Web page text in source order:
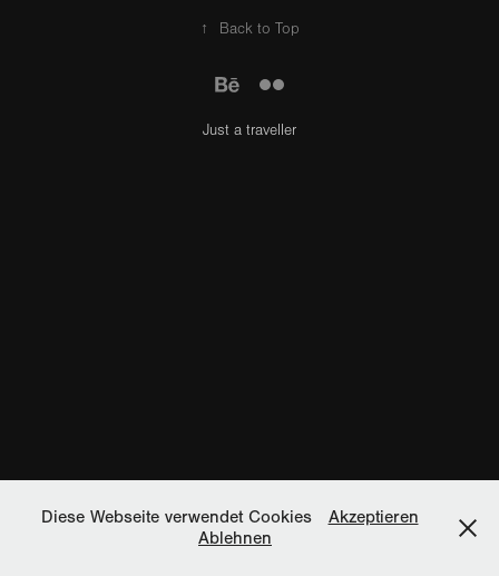
↑ Back to Top
Just a traveller
Diese Webseite verwendet Cookies
Akzeptieren
Ablehnen